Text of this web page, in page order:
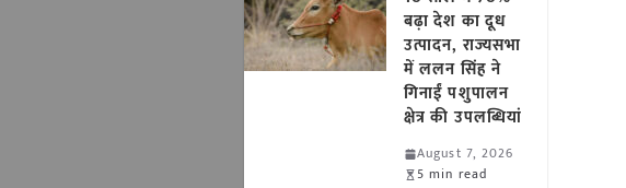
बढ़ा देश का दूध
उत्पादन, राज्यसभा
में ललन सिंह ने
गिनाईं पशुपालन
क्षेत्र की उपलब्धियां
August 7, 2026
5 min read